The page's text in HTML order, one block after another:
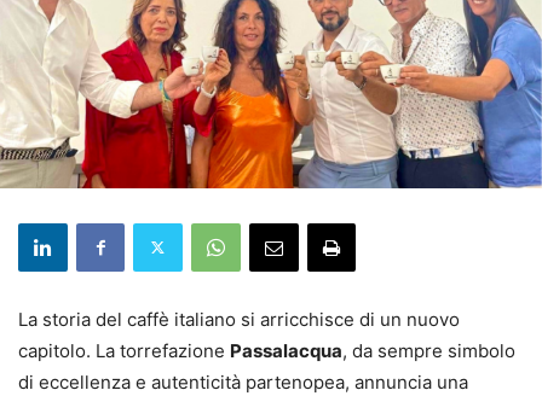
La storia del caffè italiano si arricchisce di un nuovo
capitolo. La torrefazione Passalacqua, da sempre simbolo
di eccellenza e autenticità partenopea, annuncia una